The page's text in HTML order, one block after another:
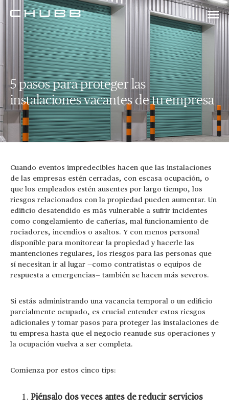
5 pasos para proteger las
instalaciones vacantes de tu empresa
Cuando eventos impredecibles hacen que las instalaciones
de las empresas estén cerradas, con escasa ocupación, o
que los empleados estén ausentes por largo tiempo, los
riesgos relacionados con la propiedad pueden aumentar. Un
edificio desatendido es más vulnerable a sufrir incidentes
como congelamiento de cañerías, mal funcionamiento de
rociadores, incendios o asaltos. Y con menos personal
disponible para monitorear la propiedad y hacerle las
mantenciones regulares, los riesgos para las personas que
sí necesitan ir al lugar —como contratistas o equipos de
respuesta a emergencias— también se hacen más severos.
Si estás administrando una vacancia temporal o un edificio
parcialmente ocupado, es crucial entender estos riesgos
adicionales y tomar pasos para proteger las instalaciones de
tu empresa hasta que el negocio reanude sus operaciones y
la ocupación vuelva a ser completa.
Comienza por estos cinco tips:
Piénsalo dos veces antes de reducir servicios